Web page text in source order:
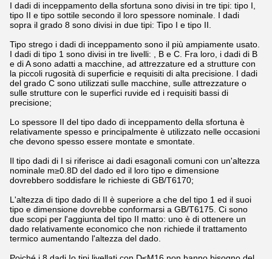
I dadi di inceppamento della sfortuna sono divisi in tre tipi: tipo I,
tipo II e tipo sottile secondo il loro spessore nominale. I dadi
sopra il grado 8 sono divisi in due tipi: Tipo I e tipo II.
Tipo strego i dadi di inceppamento sono il più ampiamente usato.
I dadi di tipo 1 sono divisi in tre livelli: , B e C. Fra loro, i dadi di B
e di A sono adatti a macchine, ad attrezzature ed a strutture con
la piccoli rugosità di superficie e requisiti di alta precisione. I dadi
del grado C sono utilizzati sulle macchine, sulle attrezzature o
sulle strutture con le superfici ruvide ed i requisiti bassi di
precisione;
Lo spessore II del tipo dado di inceppamento della sfortuna è
relativamente spesso e principalmente è utilizzato nelle occasioni
che devono spesso essere montate e smontate.
Il tipo dadi di I si riferisce ai dadi esagonali comuni con un'altezza
nominale m≥0.8D del dado ed il loro tipo e dimensione
dovrebbero soddisfare le richieste di GB/T6170;
L'altezza di tipo dado di II è superiore a che del tipo 1 ed il suoi
tipo e dimensione dovrebbe conformarsi a GB/T6175. Ci sono
due scopi per l'aggiunta del tipo II matto: uno è di ottenere un
dado relativamente economico che non richiede il trattamento
termico aumentando l'altezza del dado.